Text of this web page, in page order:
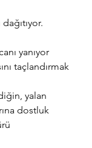
yanıyor
taçlandırmak
yalan
dostluk